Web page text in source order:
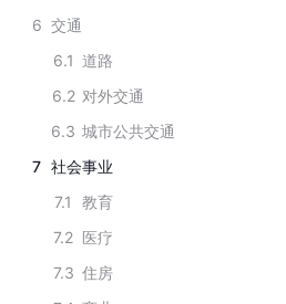
6 交通
6.1 道路
6.2 对外交通
6.3 城市公共交通
7 社会事业
7.1
教育
7.2 医疗
7.3 住房